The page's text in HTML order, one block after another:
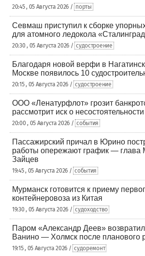
20:45 , 05 Августа 2026 / порты
Севмаш приступил к сборке
для атомного ледокола
20:30 , 05 Августа 2026 / судостроение
Благодаря новой верфи в
Москве появилось 10
20:15 , 05 Августа 2026 / судостроение
ООО «Ленатурфлот» грозит
рассмотрит иск о
20:00 , 05 Августа 2026 / события
Пассажирский причал в Юрино
работы опережают график —
Зайцев
19:45 , 05 Августа 2026 / события
Мурманск готовится к приему
контейнеровоза из Китая
19:30 , 05 Августа 2026 / судоходство
Паром «Александр Деев»
Ванино — Холмск после планового
19:15 , 05 Августа 2026 / судоремонт